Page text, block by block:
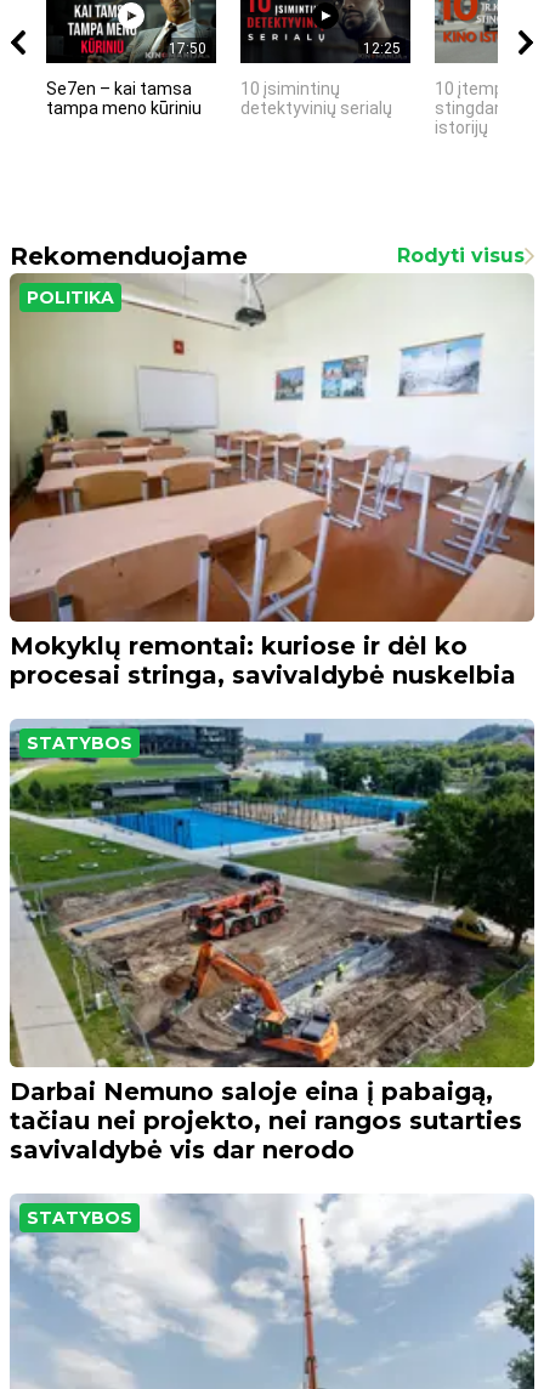
17:50
Se7en – kai tamsa
tampa meno kūriniu
12:25
10 įsimintinų
detektyvinių serialų
10 įtemptų,
stingdančių
istorijų
Rekomenduojame Rodyti visus
POLITIKA
Mokyklų remontai: kuriose ir dėl ko
procesai stringa, savivaldybė nuskelbia
STATYBOS
Darbai Nemuno saloje eina į pabaigą,
tačiau nei projekto, nei rangos sutarties
savivaldybė vis dar nerodo
STATYBOS